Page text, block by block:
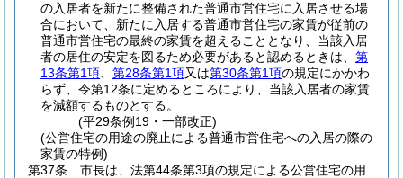
の入居者を新たに整備された普通市営住宅に入居させる場
合において、新たに入居する普通市営住宅の家賃が従前の
普通市営住宅の最終の家賃を超えることとなり、当該入居
者の居住の安定を図るため必要があると認めるときは、 第
13条第1項
第28条第1項又は第30条第1項の規定にかかわ
らず、令第12条に定めるところにより、当該入居者の家賃
を減額するものとする。
(平29条例19・一部改正)
(公営住宅の用途の廃止による普通市営住宅への入居の際の
家賃の特例)
第37条
市長は、法第44条第3項の規定による公営住宅の用